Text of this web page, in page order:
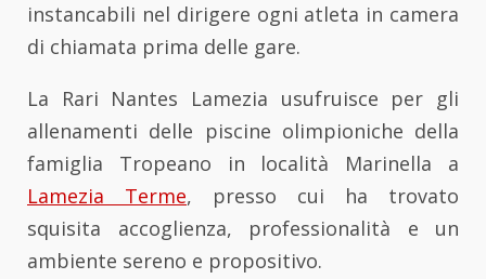
instancabili nel dirigere ogni atleta in camera
di chiamata prima delle gare.
La Rari Nantes Lamezia usufruisce per gli
allenamenti delle piscine olimpioniche della
famiglia Tropeano in località Marinella a
Lamezia Terme, presso cui ha trovato
squisita accoglienza, professionalità e un
ambiente sereno e propositivo.